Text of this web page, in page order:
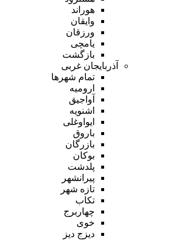
هوراند
وایقان
ورزقان
یامچی
بازگشت
آذربایجان غربی
تمام شهر‌ها
ارومیه
آواجیق
اشنویه
ایواوغلی
باروق
بازرگان
بوکان
پلدشت
پیرانشهر
تازه شهر
تکاب
چهاربرج
خوی
دیزج دیز